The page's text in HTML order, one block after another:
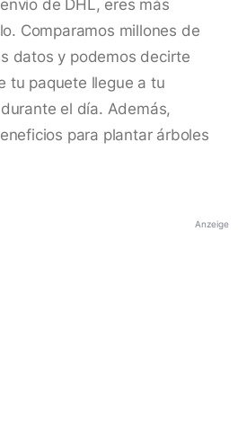
de DHL, eres más
Comparamos millones de
datos y podemos decirte
tu paquete llegue a tu
el día. Además,
para plantar árboles
Anzeige